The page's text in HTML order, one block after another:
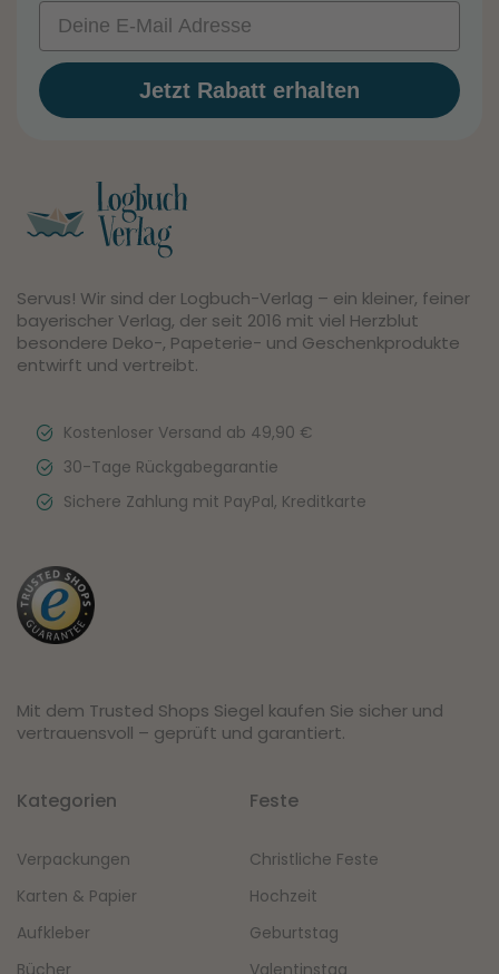
Jetzt Rabatt erhalten
Servus! Wir sind der Logbuch-Verlag – ein kleiner, feiner
bayerischer Verlag, der seit 2016 mit viel Herzblut
besondere Deko-, Papeterie- und Geschenkprodukte
entwirft und vertreibt.
Kostenloser Versand ab 49,90 €
30-Tage Rückgabegarantie
Sichere Zahlung mit PayPal, Kreditkarte
Mit dem Trusted Shops Siegel kaufen Sie sicher und
vertrauensvoll – geprüft und garantiert.
Kategorien
Verpackungen
Karten & Papier
Aufkleber
Feste
Christliche Feste
Hochzeit
Geburtstag